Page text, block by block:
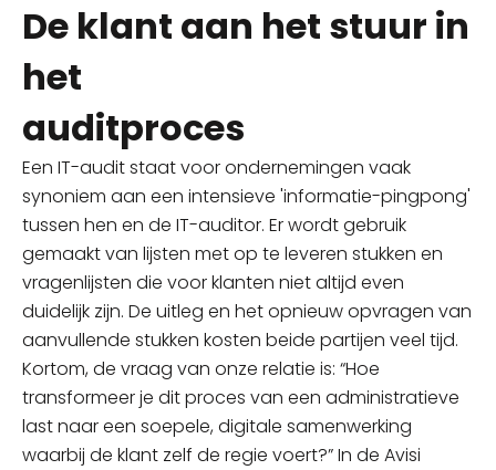
De klant aan het stuur in
het
auditproces
Een IT-audit staat voor ondernemingen vaak
synoniem aan een intensieve 'informatie-pingpong'
tussen hen en de IT-auditor. Er wordt gebruik
gemaakt van lijsten met op te leveren stukken en
vragenlijsten die voor klanten niet altijd even
duidelijk zijn. De uitleg en het opnieuw opvragen van
aanvullende stukken kosten beide partijen veel tijd.
Kortom, de vraag van onze relatie is: “Hoe
transformeer je dit proces van een administratieve
last naar een soepele, digitale samenwerking
waarbij de klant zelf de regie voert?” In de Avisi